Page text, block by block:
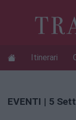
Itinerari
EVENTI | 5